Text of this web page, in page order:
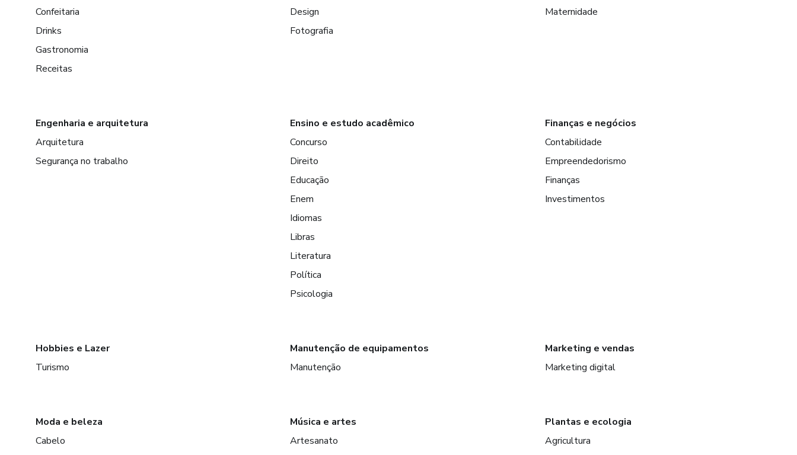
Confeitaria
Drinks
Gastronomia
Receitas
Design
Fotografia
Maternidade
Engenharia e arquitetura
Arquitetura
Segurança no trabalho
Ensino e estudo acadêmico
Concurso
Direito
Educação
Enem
Idiomas
Libras
Literatura
Política
Psicologia
Finanças e negócios
Contabilidade
Empreendedorismo
Finanças
Investimentos
Hobbies e Lazer
Turismo
Manutenção de equipamentos
Manutenção
Marketing e vendas
Marketing digital
Moda e beleza
Cabelo
Música e artes
Artesanato
Plantas e ecologia
Agricultura